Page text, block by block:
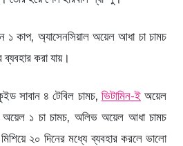
১ কাপ, অ্যাসেনসিয়াল অয়েল আধা চা চামচ
ব্যবহার করা যায়।
সাবান ৪ টেবিল চামচ, ভিটামিন-ইঅয়েল
অয়েল ১ চা চামচ, অলিভ অয়েল আধা চামচ
২০ দিনের মধ্যে ব্যবহার করলে ভালো